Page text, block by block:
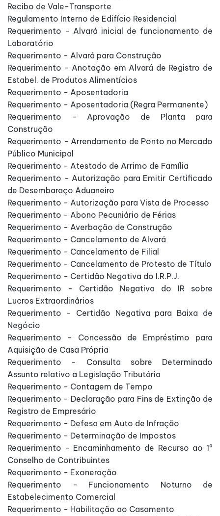
Recibo de Vale-Transporte
Regulamento Interno de Edifício Residencial
Requerimento - Alvará inicial de funcionamento de
Laboratório
Requerimento - Alvará para Construção
Requerimento - Anotação em Alvará de Registro de
Estabel. de Produtos Alimentícios
Requerimento - Aposentadoria
Requerimento - Aposentadoria (Regra Permanente)
Requerimento - Aprovação de Planta para
Construção
Requerimento - Arrendamento de Ponto no Mercado
Público Municipal
Requerimento - Atestado de Arrimo de Família
Requerimento - Autorização para Emitir Certificado
de Desembaraço Aduaneiro
Requerimento - Autorização para Vista de Processo
Requerimento - Abono Pecuniário de Férias
Requerimento - Averbação de Construção
Requerimento - Cancelamento de Alvará
Requerimento - Cancelamento de Filial
Requerimento - Cancelamento de Protesto de Título
Requerimento - Certidão Negativa do I.R.P.J.
Requerimento - Certidão Negativa do IR sobre
Lucros Extraordinários
Requerimento - Certidão Negativa para Baixa de
Negócio
Requerimento - Concessão de Empréstimo para
Aquisição de Casa Própria
Requerimento - Consulta sobre Determinado
Assunto relativo a Legislação Tributária
Requerimento - Contagem de Tempo
Requerimento - Declaração para Fins de Extinção de
Registro de Empresário
Requerimento - Defesa em Auto de Infração
Requerimento - Determinação de Impostos
Requerimento - Encaminhamento de Recurso ao 1º
Conselho de Contribuintes
Requerimento - Exoneração
Requerimento - Funcionamento Noturno de
Estabelecimento Comercial
Requerimento - Habilitação ao Casamento